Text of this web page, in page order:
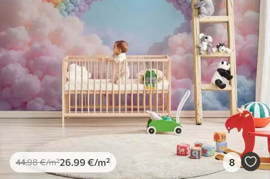
44.98€/m²26 .99 €/m² 8